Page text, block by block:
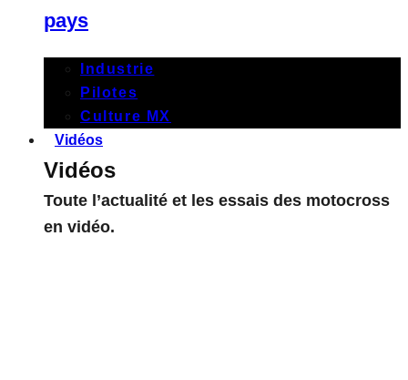
pays
Industrie
Pilotes
Culture MX
Vidéos
Vidéos
Toute l’actualité et les essais des motocross
en vidéo.